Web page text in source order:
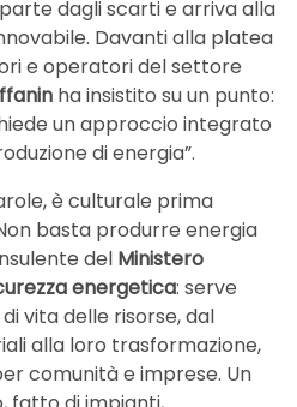
dagli scarti e arriva alla
Davanti alla platea
e operatori del settore
ha insistito su un punto:
un approccio integrato
di energia”.
è culturale prima
basta produrre energia
del Ministero
energetica: serve
vita delle risorse, dal
alla loro trasformazione,
comunità e imprese. Un